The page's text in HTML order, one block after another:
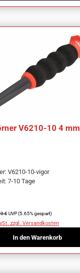
V6210-10 4 mm
V6210-10-vigor
7-10 Tage
Preis:
€ UVP (5.65% gespart)
zzgl. Versandkosten
In den Warenkorb